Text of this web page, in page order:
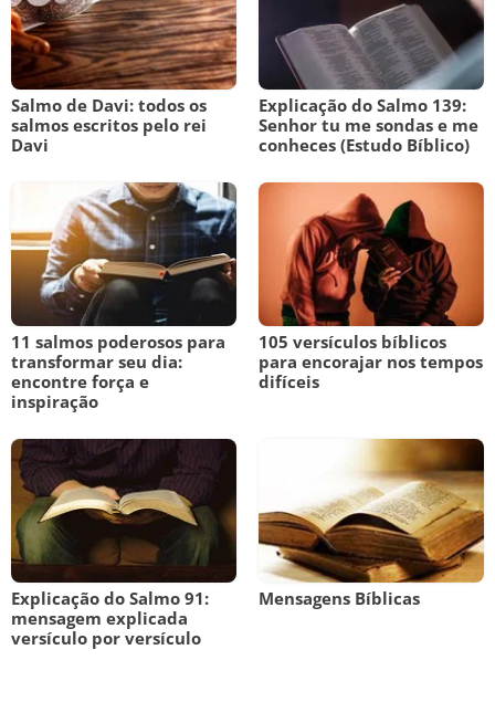
Salmo de Davi: todos os
salmos escritos pelo rei
Davi
Explicação do Salmo 139:
Senhor tu me sondas e me
conheces (Estudo Bíblico)
11 salmos poderosos para
transformar seu dia:
encontre força e
inspiração
105 versículos bíblicos
para encorajar nos tempos
difíceis
Explicação do Salmo 91:
mensagem explicada
versículo por versículo
Mensagens Bíblicas